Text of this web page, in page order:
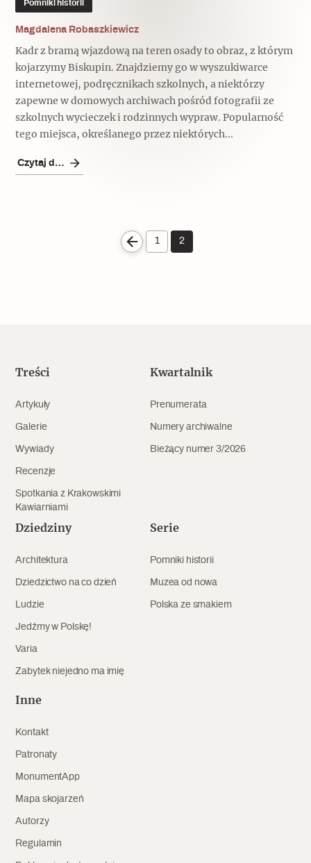
Pomniki historii
Magdalena Robaszkiewicz
Kadr z bramą wjazdową na teren osady to obraz, z którym
kojarzymy Biskupin. Znajdziemy go w wyszukiwarce
internetowej, podręcznikach szkolnych, a niektórzy
zapewne w domowych archiwach pośród fotografii ze
szkolnych wycieczek i rodzinnych wypraw. Popularność
tego miejsca, określanego przez niektórych...
Czytaj dalej
1 2
Treści
Artykuły
Galerie
Wywiady
Recenzje
Spotkania z Krakowskimi
Kawiarniami
Kwartalnik
Prenumerata
Numery archiwalne
Bieżący numer 3/2026
Dziedziny
Architektura
Dziedzictwo na co dzień
Ludzie
Jedźmy w Polskę!
Varia
Zabytek niejedno ma imię
Serie
Pomniki historii
Muzea od nowa
Polska ze smakiem
Inne
Kontakt
Patronaty
MonumentApp
Mapa skojarzeń
Autorzy
Regulamin